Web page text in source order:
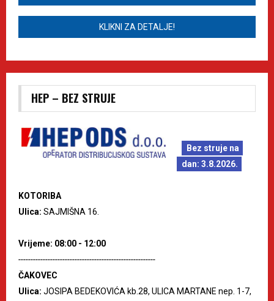
KLIKNI ZA DETALJE!
HEP – BEZ STRUJE
Bez struje na
dan: 3.8.2026.
KOTORIBA
Ulica: SAJMIŠNA 16.
Vrijeme: 08:00 - 12:00
--------------------------------------------------------
ČAKOVEC
Ulica: JOSIPA BEDEKOVIĆA kb.28, ULICA MARTANE nep. 1-7,